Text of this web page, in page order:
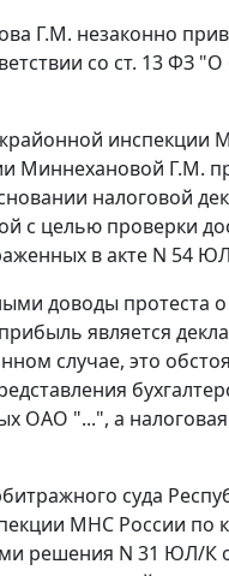
Г.М. незаконно
со ст. 13ФЗ "О
Миннехановой Г.М.
налоговой
с целью проверки
в акте N 54
доводы протеста
является
случае, это
ОАО "...", а
суда
МНС России по
решения N 31 ЮЛ/К